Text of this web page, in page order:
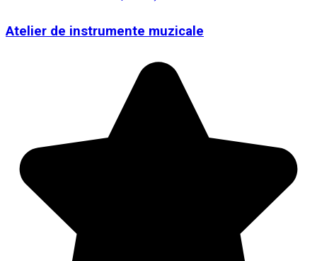
Atelier de instrumente muzicale